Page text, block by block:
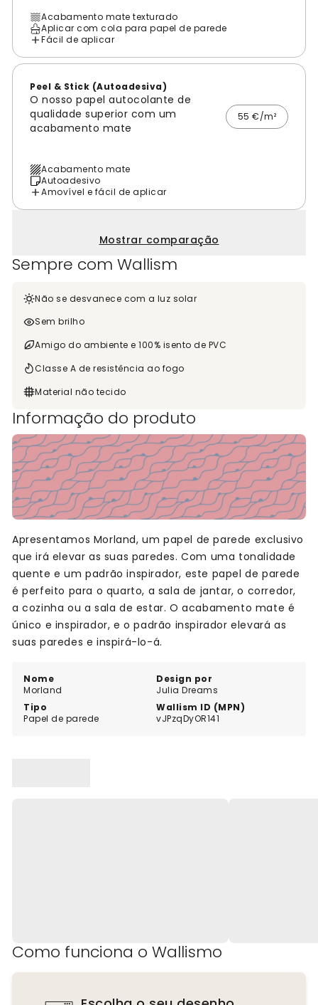
Acabamento mate texturado
Aplicar com cola para papel de parede
Fácil de aplicar
Peel & Stick (Autoadesiva)
O nosso papel autocolante de
qualidade superior com um
acabamento mate
55 €/m²
Acabamento mate
Autoadesivo
Amovível e fácil de aplicar
Mostrar comparação
Sempre com Wallism
Não se desvanece com a luz solar
Sem brilho
Amigo do ambiente e 100% isento de PVC
Classe A de resistência ao fogo
Material não tecido
Informação do produto
Nome
Morland
Design por
Julia Dreams
Tipo
Papel de parede
Wallism ID (MPN)
vJPzqDyOR141
Apresentamos Morland, um papel de parede exclusivo
que irá elevar as suas paredes. Com uma tonalidade
quente e um padrão inspirador, este papel de parede
é perfeito para o quarto, a sala de jantar, o corredor,
a cozinha ou a sala de estar. O acabamento mate é
único e inspirador, e o padrão inspirador elevará as
suas paredes e inspirá-lo-á.
Como funciona o Wallismo